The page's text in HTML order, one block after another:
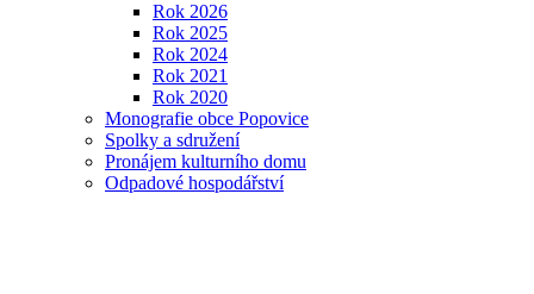
Rok 2026
Rok 2025
Rok 2024
Rok 2021
Rok 2020
Monografie obce Popovice
Spolky a sdružení
Pronájem kulturního domu
Odpadové hospodářství